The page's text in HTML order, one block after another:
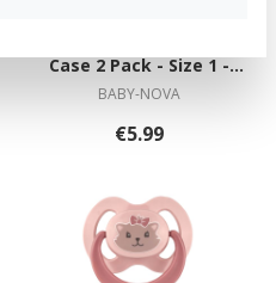
Case 2 Pack - Size 1 -
Elephants
BABY-NOVA
€5.99